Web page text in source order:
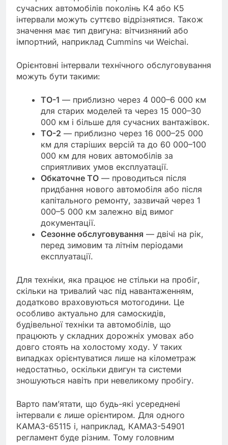
сучасних автомобілів поколінь К4 або К5
інтервали можуть суттєво відрізнятися. Також
значення має тип двигуна: вітчизняний або
імпортний, наприклад Cummins чи Weichai.
Орієнтовні інтервали технічного обслуговування
можуть бути такими:
ТО-1 — приблизно через 4 000–6 000 км
для старих моделей та через 15 000–30
000 км і більше для сучасних вантажівок.
ТО-2 — приблизно через 16 000–25 000
км для старіших версій та до 60 000–100
000 км для нових автомобілів за
сприятливих умов експлуатації.
Обкаточне ТО — проводиться після
придбання нового автомобіля або після
капітального ремонту, зазвичай через 1
000–5 000 км залежно від вимог
документації.
Сезонне обслуговування — двічі на рік,
перед зимовим та літнім періодами
експлуатації.
Для техніки, яка працює не стільки на пробіг,
скільки на тривалий час під навантаженням,
додатково враховуються мотогодини. Це
особливо актуально для самоскидів,
будівельної техніки та автомобілів, що
працюють у складних дорожніх умовах або
довго стоять на холостому ходу. У таких
випадках орієнтуватися лише на кілометраж
недостатньо, оскільки двигун та системи
зношуються навіть при невеликому пробігу.
Варто пам’ятати, що будь-які усереднені
інтервали є лише орієнтиром. Для одного
КАМАЗ-65115 і, наприклад, КАМАЗ-54901
регламент буде різним. Тому головним